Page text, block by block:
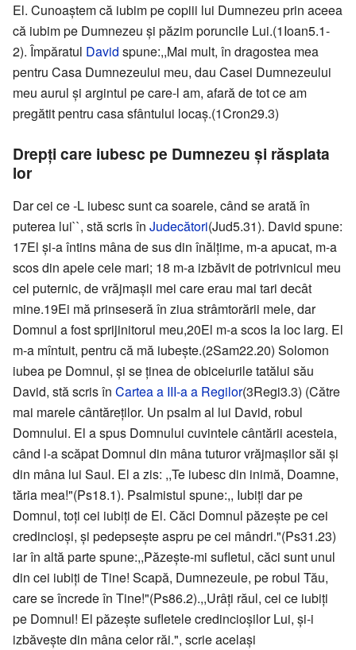
El. Cunoaştem că iubim pe copiii lui Dumnezeu prin aceea
că iubim pe Dumnezeu şi păzim poruncile Lui.(1Ioan5.1-
2). Împăratul David spune:,,Mai mult, în dragostea mea
pentru Casa Dumnezeului meu, dau Casei Dumnezeului
meu aurul şi argintul pe care-l am, afară de tot ce am
pregătit pentru casa sfântului locaş.(1Cron29.3)
Drepţi care iubesc pe Dumnezeu şi răsplata
lor
Dar cei ce -L iubesc sunt ca soarele, când se arată în
puterea lui``, stă scris în Judecători(Jud5.31). David spune:
17El şi-a întins mâna de sus din înălţime, m-a apucat, m-a
scos din apele cele mari; 18 m-a izbăvit de potrivnicul meu
cel puternic, de vrăjmaşii mei care erau mai tari decât
mine.19Ei mă prinseseră în ziua strâmtorării mele, dar
Domnul a fost sprijinitorul meu,20El m-a scos la loc larg. El
m-a mîntuit, pentru că mă iubeşte.(2Sam22.20) Solomon
iubea pe Domnul, şi se ţinea de obiceiurile tatălui său
David, stă scris în Cartea a III-a a Regilor(3Regi3.3) (Către
mai marele cântăreţilor. Un psalm al lui David, robul
Domnului. El a spus Domnului cuvintele cântării acesteia,
când l-a scăpat Domnul din mâna tuturor vrăjmaşilor săi şi
din mâna lui Saul. El a zis: ,,Te iubesc din inimă, Doamne,
tăria mea!"(Ps18.1). Psalmistul spune:,, Iubiţi dar pe
Domnul, toţi cei iubiţi de El. Căci Domnul păzeşte pe cei
credincioşi, şi pedepseşte aspru pe cei mândri."(Ps31.23)
iar în altă parte spune:,,Păzeşte-mi sufletul, căci sunt unul
din cei iubiţi de Tine! Scapă, Dumnezeule, pe robul Tău,
care se încrede în Tine!"(Ps86.2).,,Urâţi răul, cei ce iubiţi
pe Domnul! El păzeşte sufletele credincioşilor Lui, şi-i
izbăveşte din mâna celor răi.", scrie acelaşi